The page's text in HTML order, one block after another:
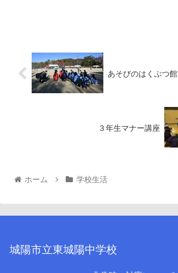
あそびのはくぶつ館
３年生マナー講座
ホーム 学校生活
城陽市立東城陽中学校